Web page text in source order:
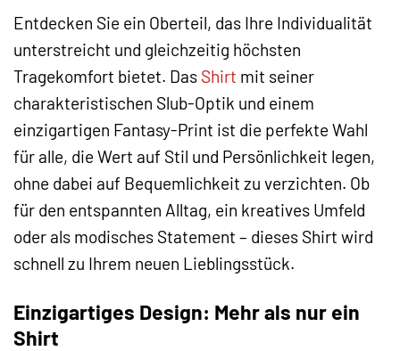
Entdecken Sie ein Oberteil, das Ihre Individualität
unterstreicht und gleichzeitig höchsten
Tragekomfort bietet. Das Shirt mit seiner
charakteristischen Slub-Optik und einem
einzigartigen Fantasy-Print ist die perfekte Wahl
für alle, die Wert auf Stil und Persönlichkeit legen,
ohne dabei auf Bequemlichkeit zu verzichten. Ob
für den entspannten Alltag, ein kreatives Umfeld
oder als modisches Statement – dieses Shirt wird
schnell zu Ihrem neuen Lieblingsstück.
Einzigartiges Design: Mehr als nur ein
Shirt